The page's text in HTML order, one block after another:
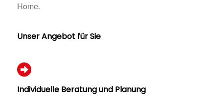
Home.
Unser Angebot für Sie
Individuelle Beratung und Planung